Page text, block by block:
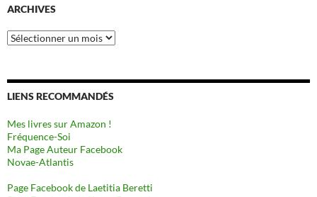
ARCHIVES
Archives
LIENS RECOMMANDÉS
Mes livres sur Amazon !
Fréquence-Soi
Ma Page Auteur Facebook
Novae-Atlantis
Page Facebook de Laetitia Beretti